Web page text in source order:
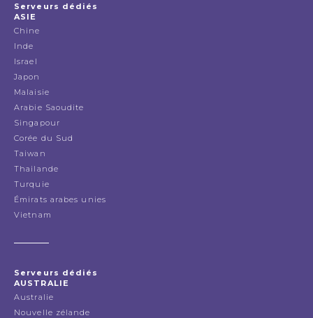
Serveurs dédiés
ASIE
Chine
Inde
Israel
Japon
Malaisie
Arabie Saoudite
Singapour
Corée du Sud
Taiwan
Thailande
Turquie
Émirats arabes unies
Vietnam
Serveurs dédiés
AUSTRALIE
Australie
Nouvelle zélande